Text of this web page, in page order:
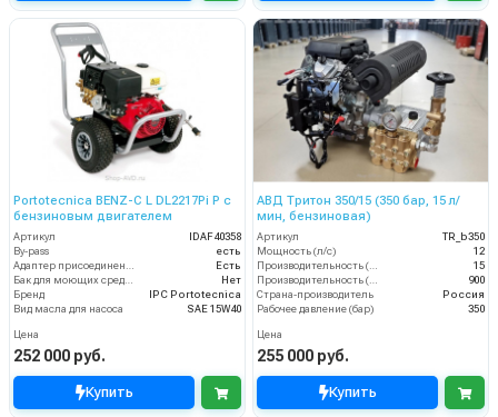
Portotecnica BENZ-C L DL2217Pi P с
бензиновым двигателем
Артикул
IDAF40358
By-pass
есть
Адаптер присоединения к шлангу
Есть
Бак для моющих средств
Нет
Бренд
IPC Portotecnica
Вид масла для насоса
SAE 15W40
Цена
252 000 руб.
Купить
АВД Тритон 350/15 (350 бар, 15 л/
мин, бензиновая)
Артикул
TR_b350
Мощность (л/с)
12
Производительность (л/мин)
15
Производительность (л/ч)
900
Страна-производитель
Россия
Рабочее давление (бар)
350
Цена
255 000 руб.
Купить